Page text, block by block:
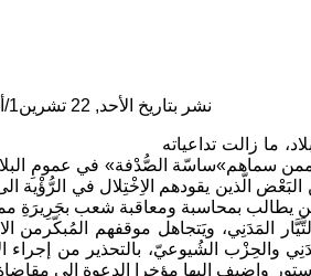
نشر بتاريخ الأحد, 22 تشرين1/أكتوير 2017 18:17
ما زالت تداعياته
سماهم»ساسّة الصُّدْفة» في عمومِ
الّذين يقودهم الاِخْتِلال في الرُّؤْية
المَدَنِي، ويَتجاهل موقفهم المُبكّرمن
والحِزْب الشُيوعيّ، بالتحذير من إجراء
واضيف اليها مؤخرا الدعوة الى